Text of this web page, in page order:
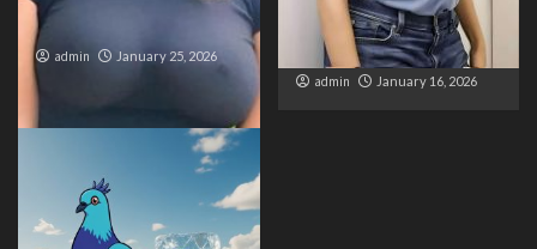
Accident
admin January 25, 2026
Trapped Between
Distance and Duty
admin January 16, 2026